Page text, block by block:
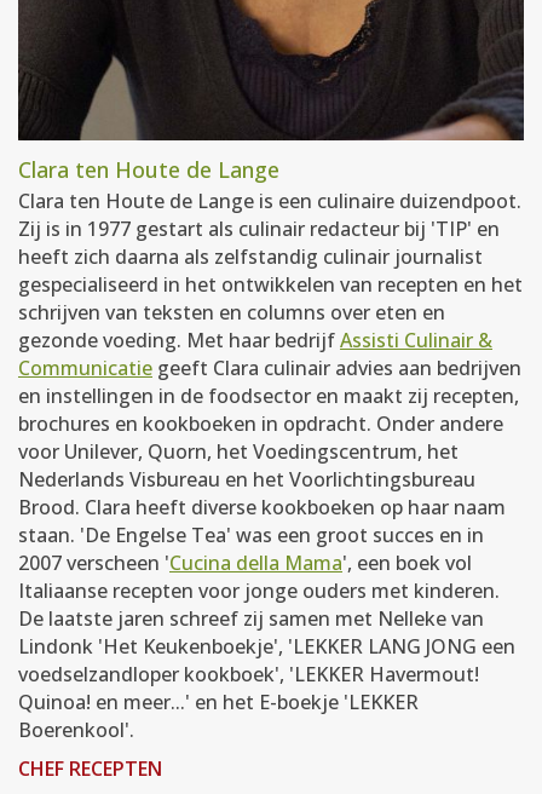
Clara ten Houte de Lange
Clara ten Houte de Lange is een culinaire duizendpoot.
Zij is in 1977 gestart als culinair redacteur bij 'TIP' en
heeft zich daarna als zelfstandig culinair journalist
gespecialiseerd in het ontwikkelen van recepten en het
schrijven van teksten en columns over eten en
gezonde voeding. Met haar bedrijfAssisti Culinair &
Communicatie geeft Clara culinair advies aan bedrijven
en instellingen in de foodsector en maakt zij recepten,
brochures en kookboeken in opdracht. Onder andere
voor Unilever, Quorn, het Voedingscentrum, het
Nederlands Visbureau en het Voorlichtingsbureau
Brood. Clara heeft diverse kookboeken op haar naam
staan. 'De Engelse Tea' was een groot succes en in
2007 verscheen 'Cucina della Mama', een boek vol
Italiaanse recepten voor jonge ouders met kinderen.
De laatste jaren schreef zij samen met Nelleke van
Lindonk 'Het Keukenboekje', 'LEKKER LANG JONG een
voedselzandloper kookboek', 'LEKKER Havermout!
Quinoa! en meer...' en het E-boekje 'LEKKER
Boerenkool'.
CHEF RECEPTEN